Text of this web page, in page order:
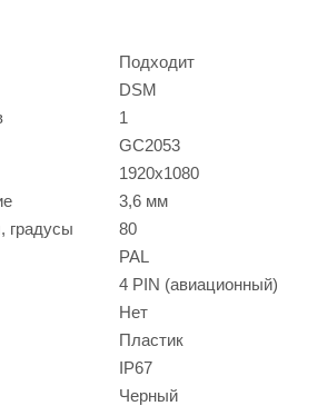
Подходит
DSM
1
GC2053
1920x1080
3,6 мм
градусы
80
PAL
4 PIN (авиационный)
Нет
Пластик
IP67
Черный